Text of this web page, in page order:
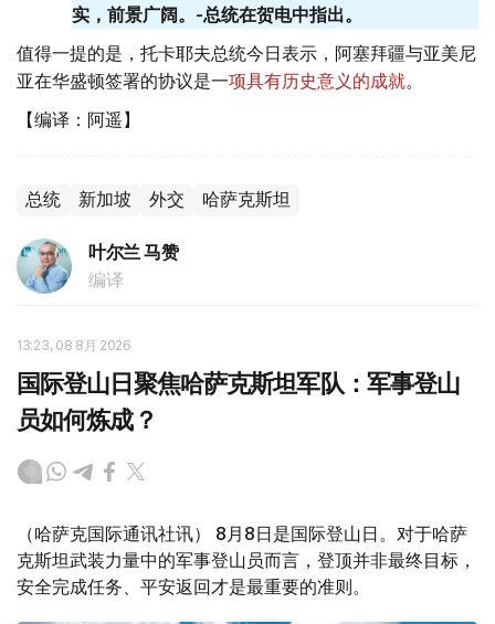
实，前景广阔。-总统在贺电中指出。
值得一提的是，托卡耶夫总统今日表示，阿塞拜疆与亚美尼
亚在华盛顿签署的协议是一项具有历史意义的成就。
【编译：阿遥】
总统 新加坡 外交 哈萨克斯坦
叶尔兰 马赞
编译
13:23, 08 8月 2026
国际登山日聚焦哈萨克斯坦军队：军事登山
员如何炼成？
（哈萨克国际通讯社讯） 8月8日是国际登山日。对于哈萨
克斯坦武装力量中的军事登山员而言，登顶并非最终目标，
安全完成任务、平安返回才是最重要的准则。